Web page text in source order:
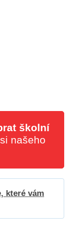
školní
našeho
které vám